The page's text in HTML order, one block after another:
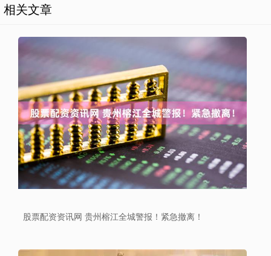
相关文章
股票配资资讯网 贵州榕江全城警报！紧急撤离！